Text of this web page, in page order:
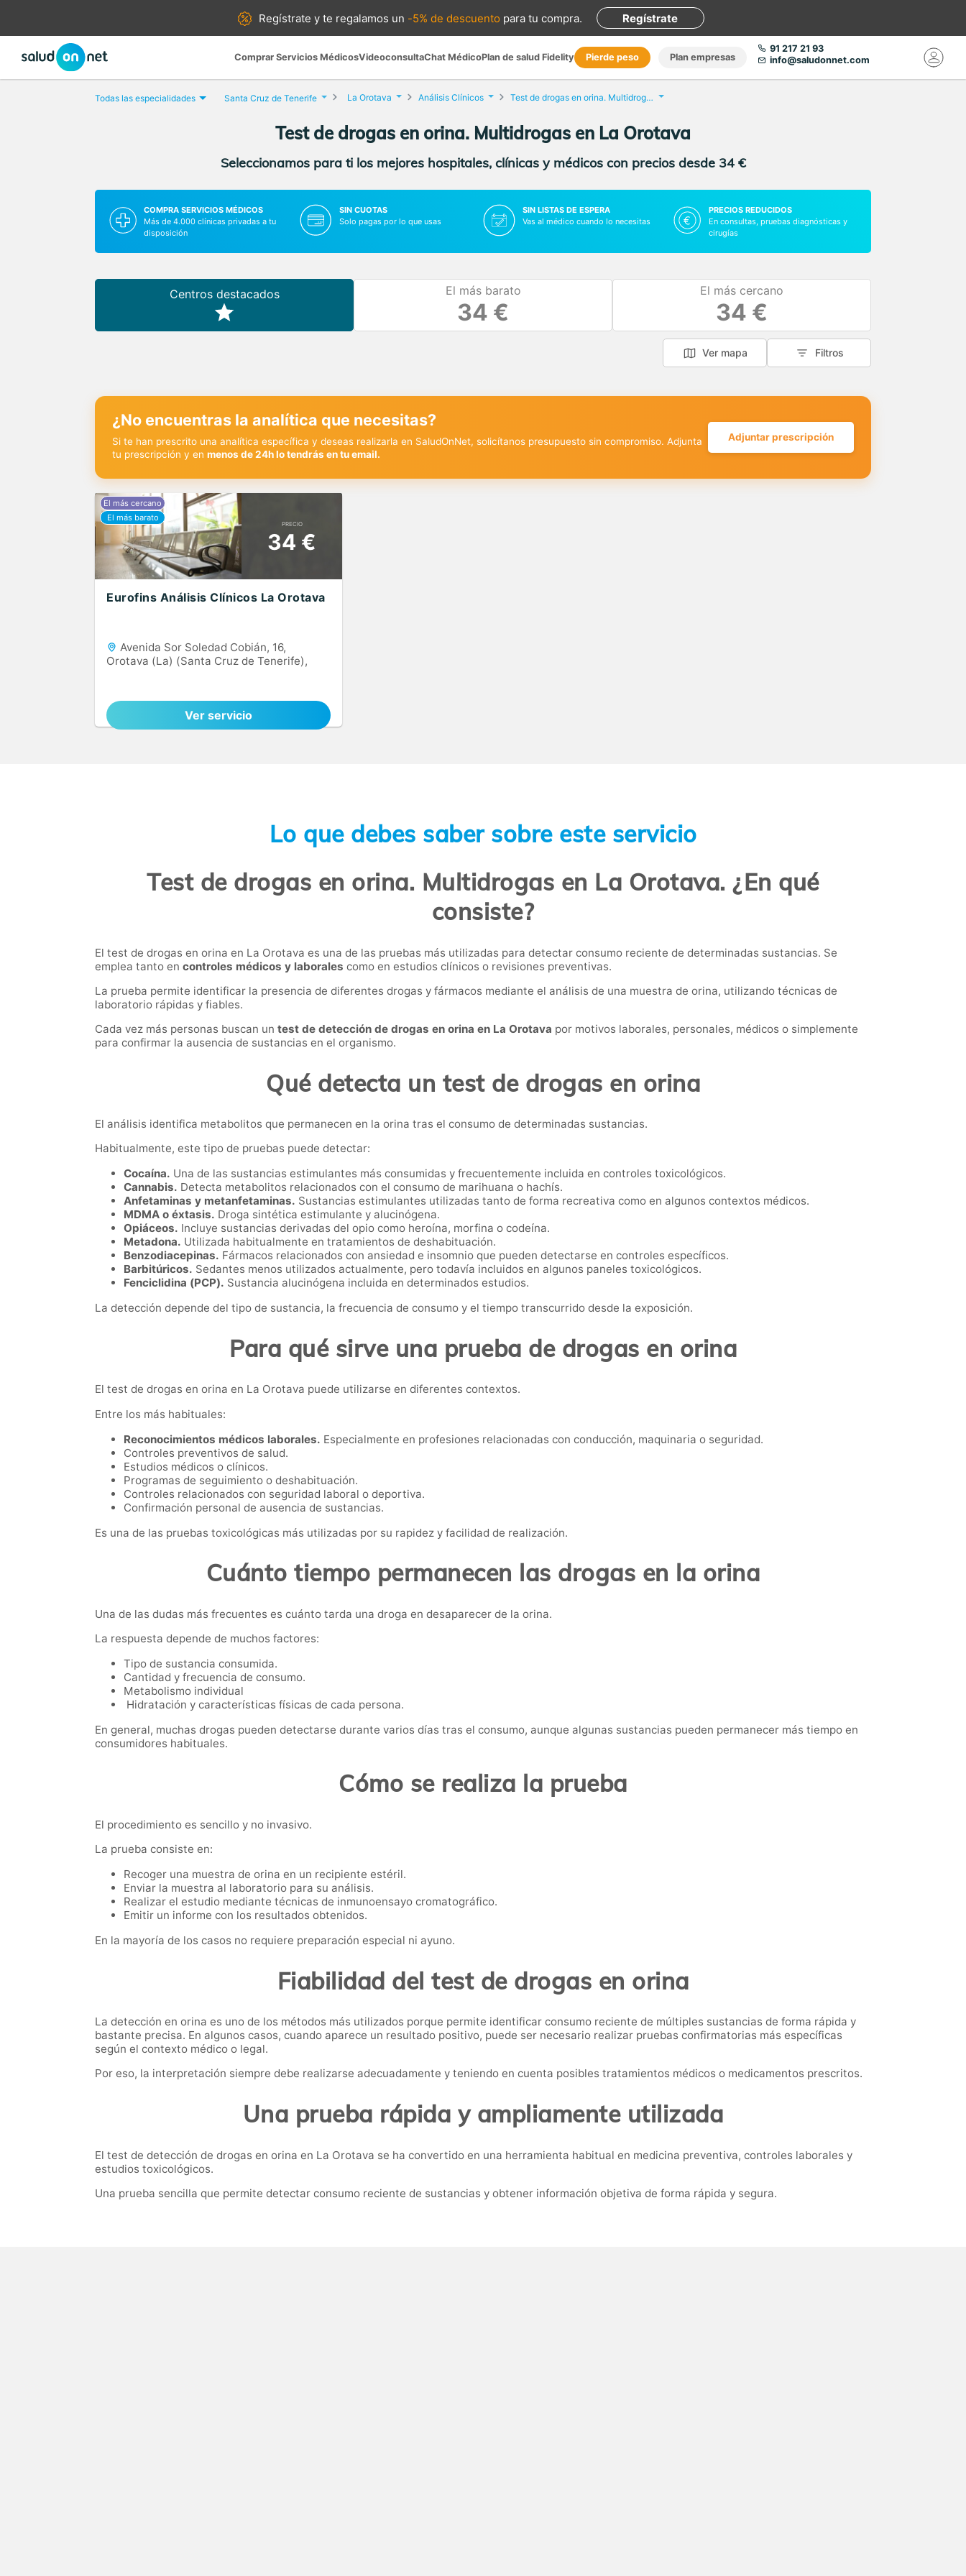
Regístrate yte regalamos un -5% de descuento para tu compra. Regístrate
Comprar Servicios MédicosVideoconsultaChat MédicoPlan de salud Fidelity Pierde peso Plan empresas
91 217 21 93
info@saludonnet.com
Todas las especialidades Santa Cruz de Tenerife La Orotava Análisis Clínicos Test de drogas en orina. Multidrogas
Test de drogas en orina. Multidrogas en La Orotava
Seleccionamos para ti los mejores hospitales, clínicas y médicos con precios desde 34 €
COMPRA SERVICIOS MÉDICOS
Más de 4.000 clínicas privadas a tu
disposición
SIN CUOTAS
Solo pagas por lo que usas
SIN LISTAS DE ESPERA
Vas al médico cuando lo necesitas
PRECIOS REDUCIDOS
En consultas, pruebas diagnósticas y
cirugías
Centros destacados El más barato
34 €
El más cercano
34 €
Ver mapa Filtros
¿No encuentras la analítica que necesitas?
Si te han prescrito una analítica específica y deseas realizarla en SaludOnNet, solicítanos presupuesto sin compromiso. Adjunta
tu prescripción y en menos de 24h lo tendrás en tu email.
Adjuntar prescripción
PRECIO
34 €
Eurofins Análisis Clínicos La Orotava
Avenida Sor Soledad Cobián, 16,
Orotava (La) (Santa Cruz de Tenerife),
Ver servicio
Lo que debes saber sobre este servicio
Test de drogas en orina. Multidrogas en La Orotava. ¿En qué
consiste?
El test de drogas en orina en La Orotava es una de las pruebas más utilizadas para detectar consumo reciente de determinadas sustancias. Se
emplea tanto en controles médicos y laborales como en estudios clínicos o revisiones preventivas.
La prueba permite identificar la presencia de diferentes drogas y fármacos mediante el análisis de una muestra de orina, utilizando técnicas de
laboratorio rápidas y fiables.
Cada vez más personas buscan un test de detección de drogas en orina en La Orotava por motivos laborales, personales, médicos o simplemente
para confirmar la ausencia de sustancias en el organismo.
Qué detecta un test de drogas en orina
El análisis identifica metabolitos que permanecen en la orina tras el consumo de determinadas sustancias.
Habitualmente, este tipo de pruebas puede detectar:
Cocaína. Una de las sustancias estimulantes más consumidas y frecuentemente incluida en controles toxicológicos.
Cannabis. Detecta metabolitos relacionados con el consumo de marihuana o hachís.
Anfetaminas y metanfetaminas. Sustancias estimulantes utilizadas tanto de forma recreativa como en algunos contextos médicos.
MDMA o éxtasis. Droga sintética estimulante y alucinógena.
Opiáceos. Incluye sustancias derivadas del opio como heroína, morfina o codeína.
Metadona. Utilizada habitualmente en tratamientos de deshabituación.
Benzodiacepinas. Fármacos relacionados con ansiedad e insomnio que pueden detectarse en controles específicos.
Barbitúricos. Sedantes menos utilizados actualmente, pero todavía incluidos en algunos paneles toxicológicos.
Fenciclidina (PCP). Sustancia alucinógena incluida en determinados estudios.
La detección depende del tipo de sustancia, la frecuencia de consumo y el tiempo transcurrido desde la exposición.
Para qué sirve una prueba de drogas en orina
El test de drogas en orina en La Orotava puede utilizarse en diferentes contextos.
Entre los más habituales:
Reconocimientos médicos laborales. Especialmente en profesiones relacionadas con conducción, maquinaria o seguridad.
Controles preventivos de salud.
Estudios médicos o clínicos.
Programas de seguimiento o deshabituación.
Controles relacionados con seguridad laboral o deportiva.
Confirmación personal de ausencia de sustancias.
Es una de las pruebas toxicológicas más utilizadas por su rapidez y facilidad de realización.
Cuánto tiempo permanecen las drogas en la orina
Una de las dudas más frecuentes es cuánto tarda una droga en desaparecer de la orina.
La respuesta depende de muchos factores:
Tipo de sustancia consumida.
Cantidad y frecuencia de consumo.
Metabolismo individual
Hidratación y características físicas de cada persona.
En general, muchas drogas pueden detectarse durante varios días tras el consumo, aunque algunas sustancias pueden permanecer más tiempo en
consumidores habituales.
Cómo se realiza la prueba
El procedimiento es sencillo y no invasivo.
La prueba consiste en:
Recoger una muestra de orina en un recipiente estéril.
Enviar la muestra al laboratorio para su análisis.
Realizar el estudio mediante técnicas de inmunoensayo cromatográfico.
Emitir un informe con los resultados obtenidos.
En la mayoría de los casos no requiere preparación especial ni ayuno.
Fiabilidad del test de drogas en orina
La detección en orina es uno de los métodos más utilizados porque permite identificar consumo reciente de múltiples sustancias de forma rápida y
bastante precisa. En algunos casos, cuando aparece un resultado positivo, puede ser necesario realizar pruebas confirmatorias más específicas
según el contexto médico o legal.
Por eso, la interpretación siempre debe realizarse adecuadamente y teniendo en cuenta posibles tratamientos médicos o medicamentos prescritos.
Una prueba rápida y ampliamente utilizada
El test de detección de drogas en orina en La Orotava se ha convertido en una herramienta habitual en medicina preventiva, controles laborales y
estudios toxicológicos.
Una prueba sencilla que permite detectar consumo reciente de sustancias y obtener información objetiva de forma rápida y segura.